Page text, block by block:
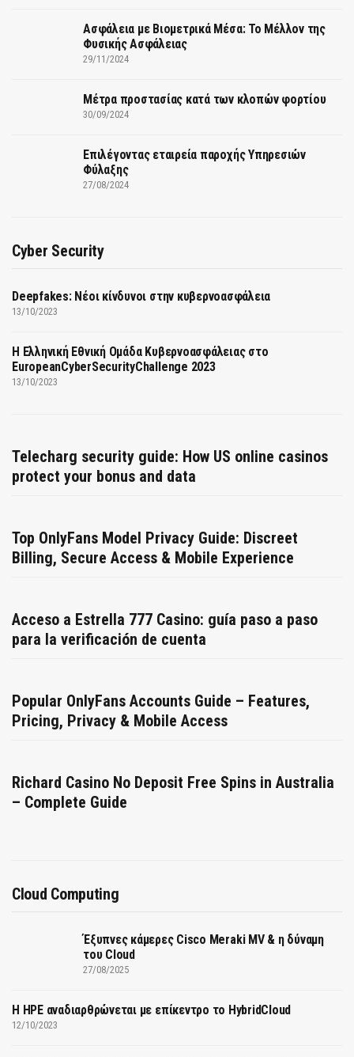
Ασφάλεια με Βιομετρικά Μέσα: Το Μέλλον της
Φυσικής Ασφάλειας
29/11/2024
Μέτρα προστασίας κατά των κλοπών φορτίου
30/09/2024
Επιλέγοντας εταιρεία παροχής Υπηρεσιών
Φύλαξης
27/08/2024
Cyber Security
Deepfakes: Νέοι κίνδυνοι στην κυβερνοασφάλεια
13/10/2023
Η Ελληνική Εθνική Ομάδα Κυβερνοασφάλειας στο
EuropeanCyberSecurityChallenge 2023
13/10/2023
Telecharg security guide: How US online casinos
protect your bonus and data
Top OnlyFans Model Privacy Guide: Discreet
Billing, Secure Access & Mobile Experience
Acceso a Estrella 777 Casino: guía paso a paso
para la verificación de cuenta
Popular OnlyFans Accounts Guide – Features,
Pricing, Privacy & Mobile Access
Richard Casino No Deposit Free Spins in Australia
– Complete Guide
Cloud Computing
Έξυπνες κάμερες Cisco Meraki MV & η δύναμη
του Cloud
27/08/2025
H HPE αναδιαρθρώνεται με επίκεντρο το HybridCloud
12/10/2023